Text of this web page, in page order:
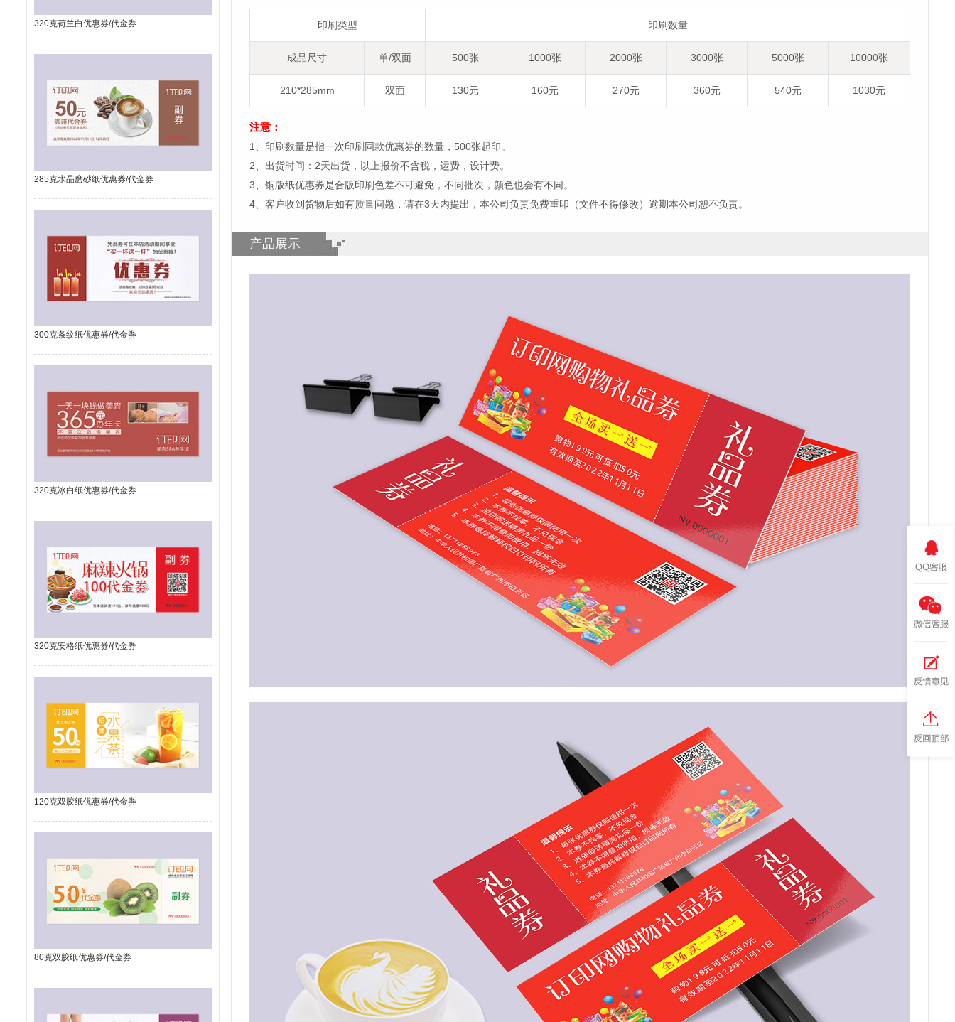
320克荷兰白优惠券/代金券
285克水晶磨砂纸优惠券/代金券
300克条纹纸优惠券/代金券
320克冰白纸优惠券/代金券
320克安格纸优惠券/代金券
120克双胶纸优惠券/代金券
80克双胶纸优惠券/代金券
印刷类型 印刷数量
成品尺寸 单/双面 500张 1000张 2000张 3000张 5000张 10000张
210*285mm 双面 130元 160元 270元 360元 540元 1030元
注意：
1、印刷数量是指一次印刷同款优惠券的数量，500张起印。
2、出货时间：2天出货，以上报价不含税，运费，设计费。
3、铜版纸优惠券是合版印刷色差不可避免，不同批次，颜色也会有不同。
4、客户收到货物后如有质量问题，请在3天内提出，本公司负责免费重印（文件不得修改）逾期本公司恕不负责。
产品展示